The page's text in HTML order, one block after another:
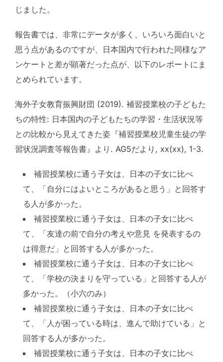
じました。
報告書では、非常にデータが多く、いろいろ面白いと
思う点があるのですが、日本国内で行われた同様なア
ンケートと差が顕著だった点が、以下のレポートにま
とめられています。
海外子女教育振興財団 (2019). 補習授業校の子どもた
ちの特性: 日本国内の子どもたちの学習・生活状況等
との比較から見えてきた姿『補習授業校児童生徒の学
習状況調査等報告書』より. AG5だより, xx(xx), 1-3.
補習授業校に通う子女は、日本の子女に比べ
て、「自分にはよいところがあると思う」と回答す
る人が多かった。
補習授業校に通う子女は、日本の子女に比べ
て、「友達の前で自分の考えや意見 を発表するの
は得意だ」と回答する人が多かった。
補習授業校に通う子女は、日本の子女に比べ
て、「学校の決まりを守っている」と回答する人が
多かった。（小六のみ）
補習授業校に通う子女は、日本の子女に比べ
て、「人が困っている時は、進んで助けている」と
回答する人が多かった。
補習授業校に通う子女は、日本の子女に比べ